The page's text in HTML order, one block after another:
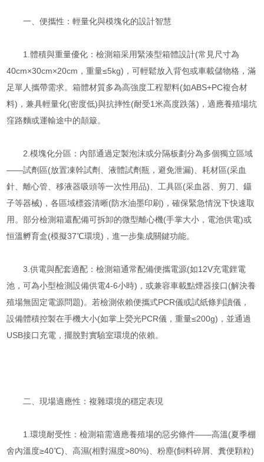
一、便攜性：輕量化與模塊化的設計智慧
1.體積與重量優化：檢測箱采用緊湊型箱體設計(常見尺寸為
40cm×30cm×20cm，重量≤5kg)，可輕鬆放入背包或車載儲物格，滿
足單人攜帶需求。箱體材質多為高強度工程塑料(如ABS+PC複合材
料)，兼具輕量化(密度低)與抗摔性(耐受1米高度跌落)，適應養殖場坑
窪路麵或運輸途中的顛簸。
2.模塊化分區：內部通過定製泡沫或分隔板劃分為多個獨立區域
——試劑區(放置凍幹試劑、液體試劑瓶，避免泄漏)、耗材區(采血
針、離心管、移液器吸頭等一次性用品)、工具區(采血器、剪刀、鑷
子等器械)，各區域標簽清晰(防水油墨印刷)，確保緊急情況下快速取
用。部分檢測箱還配備可拆卸的微型離心機(手掌大小，電池供電)或
恒溫孵育盒(模擬37℃環境)，進一步集成關鍵功能。
3.供電與配套適配：檢測箱通常配備便攜電源(如12V充電鋰電
池，可為小型檢測設備供電4-6小時)，或兼容車載點煙器接口(解決養
殖場無固定電源問題)。若檢測依賴便攜式PCR儀或試紙條判讀儀，
設備體積控製在手機大小(如掌上熒光PCR儀，重量≤200g)，並通過
USB接口充電，擺脫對實驗室環境的依賴。
二、現場適應性：複雜環境的穩定表現
1.環境耐受性：檢測箱需適應養殖場的惡劣條件——高溫(夏季棚
舍內溫度≥40℃)、高濕(相對濕度>80%)、粉塵(飼料碎屑、糞便顆粒)